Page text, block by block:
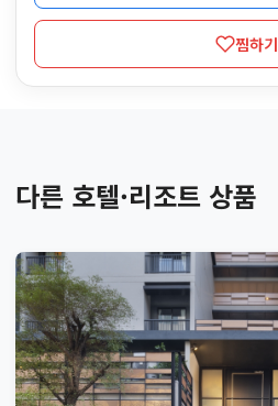
찜하기
다른 호텔·리조트 상품